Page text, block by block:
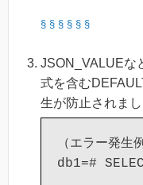
§ § § § § §
JSON_VALUEな
式を含む
生が防止されま
（エラー発生
db1=#